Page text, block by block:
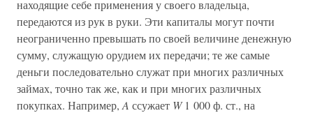
находящие себе применения у своего владельца,
передаются из рук в руки. Эти капиталы могут почти
неограниченно превышать по своей величине денежную
сумму, служащую орудием их передачи; те же самые
деньги последовательно служат при многих различных
займах, точно так же, как и при многих различных
покупках. Например, A ссужает W1 000 ф. ст., на